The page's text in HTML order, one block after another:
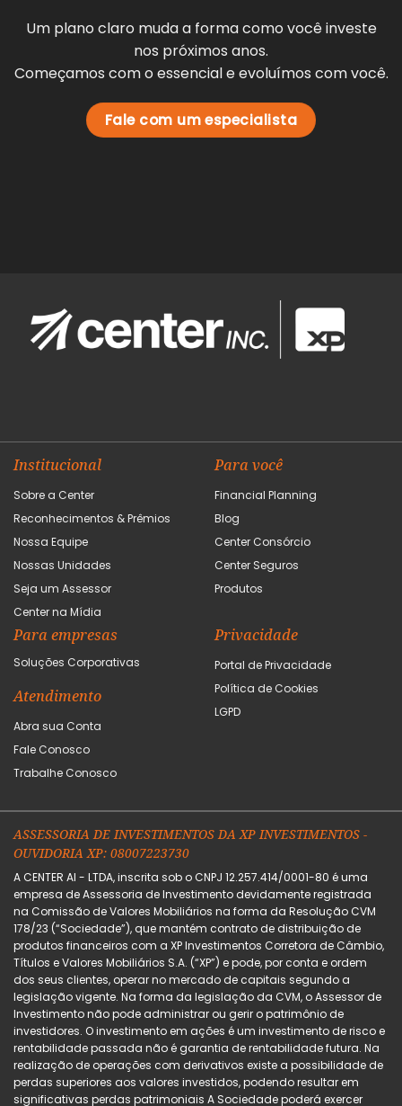
Um plano claro muda a forma como você investe
nos próximos anos.
Começamos com o essencial e evoluímos com você.
Fale com um especialista
Institucional
Sobre a Center
Reconhecimentos & Prêmios
Nossa Equipe
Nossas Unidades
Seja um Assessor
Center na Mídia
Para você
Financial Planning
Blog
Center Consórcio
Center Seguros
Produtos
Para empresas
Soluções Corporativas
Atendimento
Abra sua Conta
Fale Conosco
Trabalhe Conosco
Privacidade
Portal de Privacidade
Política de Cookies
LGPD
ASSESSORIA DE INVESTIMENTOS DA XP INVESTIMENTOS -
OUVIDORIA XP: 08007223730
A CENTER AI - LTDA, inscrita sob o CNPJ 12.257.414/0001-80 é uma
empresa de Assessoria de Investimento devidamente registrada
na Comissão de Valores Mobiliários na forma da Resolução CVM
178/23 (“Sociedade”), que mantém contrato de distribuição de
produtos financeiros com a XP Investimentos Corretora de Câmbio,
Títulos e Valores Mobiliários S.A. (“XP”) e pode, por conta e ordem
dos seus clientes, operar no mercado de capitais segundo a
legislação vigente. Na forma da legislação da CVM, o Assessor de
Investimento não pode administrar ou gerir o patrimônio de
investidores. O investimento em ações é um investimento de risco e
rentabilidade passada não é garantia de rentabilidade futura. Na
realização de operações com derivativos existe a possibilidade de
perdas superiores aos valores investidos, podendo resultar em
significativas perdas patrimoniais A Sociedade poderá exercer